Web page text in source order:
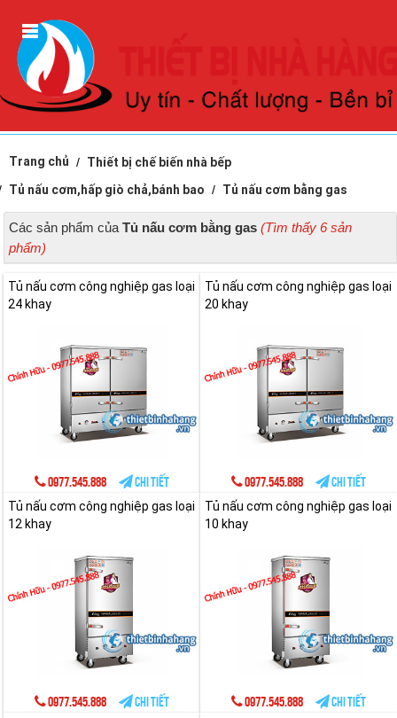
Trang chủ
Thiết bị chế biến nhà bếp
Tủ nấu cơm,hấp giò chả,bánh bao
Tủ nấu cơm bằng gas
Các sản phẩm củaTủ nấu cơm bằng gas (Tìm thấy 6 sản
phẩm)
Tủ nấu cơm công nghiệp gas loại
24 khay
0977.545.888 Chi tiết
Tủ nấu cơm công nghiệp gas loại
20 khay
0977.545.888
Chi tiết
Tủ nấu cơm công nghiệp gas loại
12 khay
0977.545.888 Chi tiết
Tủ nấu cơm công nghiệp gas loại
10 khay
0977.545.888
Chi tiết